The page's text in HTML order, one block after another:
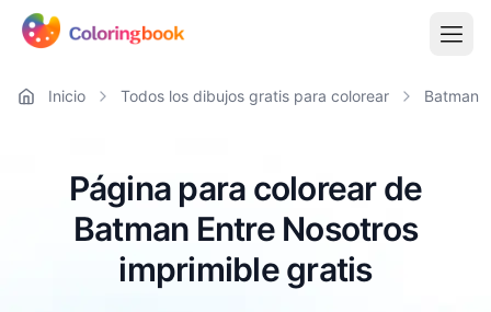
Inicio Todos los dibujos gratis para colorear Batman
Página para colorear de
Batman Entre Nosotros
imprimible gratis